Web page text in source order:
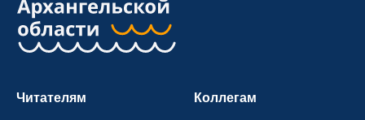
Читателям Коллегам